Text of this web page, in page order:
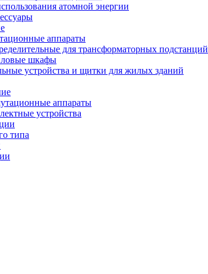
атомной энергии
аппараты
для трансформаторных подстанций
шкафы
устройства и щитки для жилых зданий
аппараты
устройства
типа